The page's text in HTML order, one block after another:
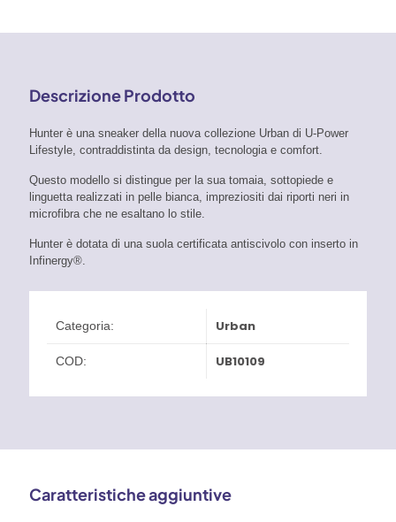
Descrizione Prodotto
Hunter è una sneaker della nuova collezione Urban di U-Power
Lifestyle, contraddistinta da design, tecnologia e comfort.
Questo modello si distingue per la sua tomaia, sottopiede e
linguetta realizzati in pelle bianca, impreziositi dai riporti neri in
microfibra che ne esaltano lo stile.
Hunter è dotata di una suola certificata antiscivolo con inserto in
Infinergy®.
Categoria: Urban
COD: UB10109
Caratteristiche aggiuntive